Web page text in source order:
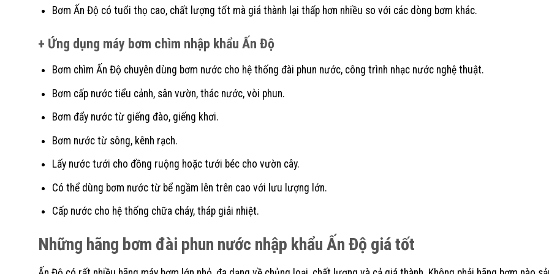
Bơm Ấn Độ có tuổi thọ cao, chất lượng tốt mà giá thành lại thấp hơn nhiều so với các dòng bơm khác.
+ Ứng dụng máy bơm chìm nhập khẩu Ấn Độ
Bơm chìm Ấn Độ chuyên dùng bơm nước cho hệ thống đài phun nước, công trình nhạc nước nghệ thuật.
Bơm cấp nước tiểu cảnh, sân vườn, thác nước, vòi phun.
Bơm đẩy nước từ giếng đào, giếng khơi.
Bơm nước từ sông, kênh rạch.
Lấy nước tưới cho đồng ruộng hoặc tưới béc cho vườn cây.
Có thể dùng bơm nước từ bể ngầm lên trên cao với lưu lượng lớn.
Cấp nước cho hệ thống chữa cháy, tháp giải nhiệt.
Những hãng bơm đài phun nước nhập khẩu Ấn Độ giá tốt